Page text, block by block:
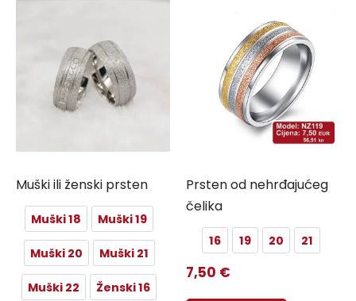
Muški ili ženski prsten
Muški 18 Muški 19
Muški 20 Muški 21
Muški 22 Ženski 16
Prsten od nehrđajućeg
čelika
16 19 20 21
7,50 €